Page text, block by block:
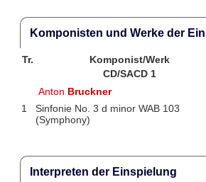
Komponisten und Werke der
Tr. Komponist/Werk
CD/SACD 1
Anton Bruckner
1
Sinfonie No. 3 d minor WAB 103
(Symphony)
Interpreten der Einspielung